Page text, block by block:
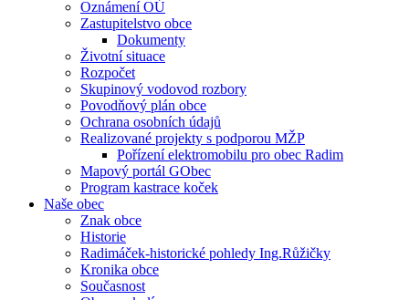
Oznámení OÚ
Zastupitelstvo obce
Dokumenty
Životní situace
Rozpočet
Skupinový vodovod rozbory
Povodňový plán obce
Ochrana osobních údajů
Realizované projekty s podporou MŽP
Pořízení elektromobilu pro obec Radim
Mapový portál GObec
Program kastrace koček
Naše obec
Znak obce
Historie
Radimáček-historické pohledy Ing.Růžičky
Kronika obce
Současnost